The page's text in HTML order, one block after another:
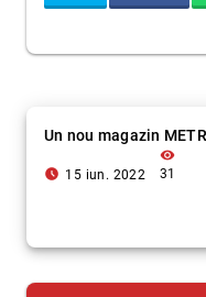
Un nou magazin
access_time_filled 15 iun. 2022
visibility
31